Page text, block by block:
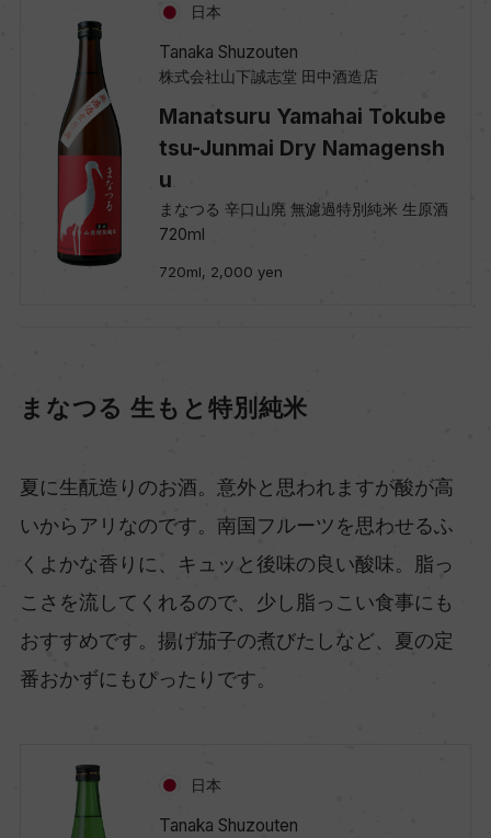
日本
Tanaka Shuzouten
株式会社山下誠志堂 田中酒造店
Manatsuru Yamahai Tokube
tsu-Junmai Dry Namagensh
u
まなつる 辛口山廃 無濾過特別純米 生原酒
720ml
720ml, 2,000 yen
まなつる 生もと特別純米
夏に生酛造りのお酒。意外と思われますが酸が高
いからアリなのです。南国フルーツを思わせるふ
くよかな香りに、キュッと後味の良い酸味。脂っ
こさを流してくれるので、少し脂っこい食事にも
おすすめです。揚げ茄子の煮びたしなど、夏の定
番おかずにもぴったりです。
日本
Tanaka Shuzouten